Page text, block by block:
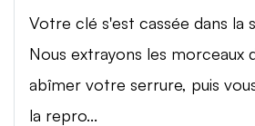
Votre clé s'est cassée dans la
Nous extrayons les morceaux
abîmer votre serrure, puis
la repro...